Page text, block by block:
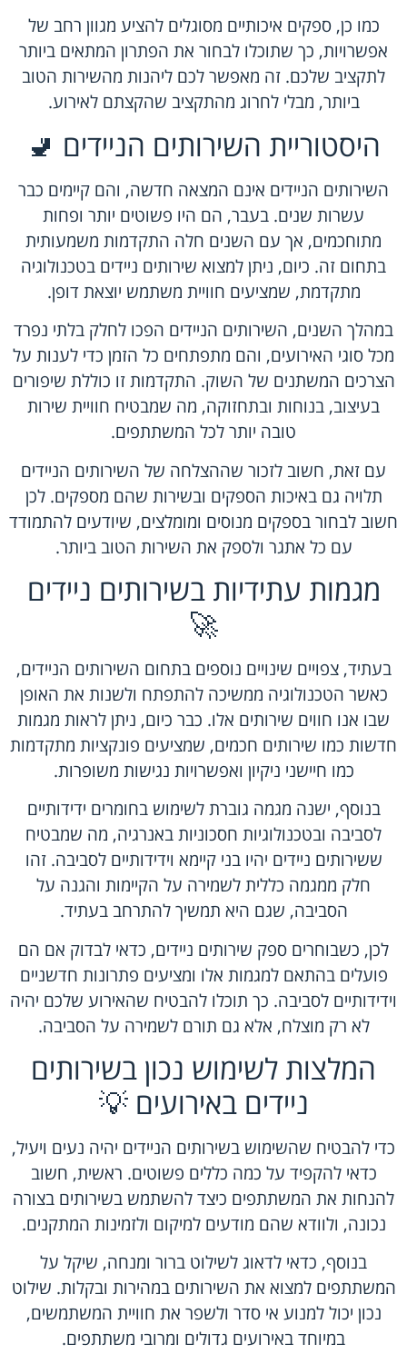
כמו כן, ספקים איכותיים מסוגלים להציע מגוון רחב של
אפשרויות, כך שתוכלו לבחור את הפתרון המתאים ביותר
לתקציב שלכם. זה מאפשר לכם ליהנות מהשירות הטוב
ביותר, מבלי לחרוג מהתקציב שהקצתם לאירוע.
היסטוריית השירותים הניידים 🚽
השירותים הניידים אינם המצאה חדשה, והם קיימים כבר
עשרות שנים. בעבר, הם היו פשוטים יותר ופחות
מתוחכמים, אך עם השנים חלה התקדמות משמעותית
בתחום זה. כיום, ניתן למצוא שירותים ניידים בטכנולוגיה
מתקדמת, שמציעים חוויית משתמש יוצאת דופן.
במהלך השנים, השירותים הניידים הפכו לחלק בלתי נפרד
מכל סוגי האירועים, והם מתפתחים כל הזמן כדי לענות על
הצרכים המשתנים של השוק. התקדמות זו כוללת שיפורים
בעיצוב, בנוחות ובתחזוקה, מה שמבטיח חוויית שירות
טובה יותר לכל המשתתפים.
עם זאת, חשוב לזכור שההצלחה של השירותים הניידים
תלויה גם באיכות הספקים ובשירות שהם מספקים. לכן
חשוב לבחור בספקים מנוסים ומומלצים, שיודעים להתמודד
עם כל אתגר ולספק את השירות הטוב ביותר.
מגמות עתידיות בשירותים ניידים
🚀
בעתיד, צפויים שינויים נוספים בתחום השירותים הניידים,
כאשר הטכנולוגיה ממשיכה להתפתח ולשנות את האופן
שבו אנו חווים שירותים אלו. כבר כיום, ניתן לראות מגמות
חדשות כמו שירותים חכמים, שמציעים פונקציות מתקדמות
כמו חיישני ניקיון ואפשרויות נגישות משופרות.
בנוסף, ישנה מגמה גוברת לשימוש בחומרים ידידותיים
לסביבה ובטכנולוגיות חסכוניות באנרגיה, מה שמבטיח
ששירותים ניידים יהיו בני קיימא וידידותיים לסביבה. זהו
חלק ממגמה כללית לשמירה על הקיימות והגנה על
הסביבה, שגם היא תמשיך להתרחב בעתיד.
לכן, כשבוחרים ספק שירותים ניידים, כדאי לבדוק אם הם
פועלים בהתאם למגמות אלו ומציעים פתרונות חדשניים
וידידותיים לסביבה. כך תוכלו להבטיח שהאירוע שלכם יהיה
לא רק מוצלח, אלא גם תורם לשמירה על הסביבה.
המלצות לשימוש נכון בשירותים
ניידים באירועים 💡
כדי להבטיח שהשימוש בשירותים הניידים יהיה נעים ויעיל,
כדאי להקפיד על כמה כללים פשוטים. ראשית, חשוב
להנחות את המשתתפים כיצד להשתמש בשירותים בצורה
נכונה, ולוודא שהם מודעים למיקום ולזמינות המתקנים.
בנוסף, כדאי לדאוג לשילוט ברור ומנחה, שיקל על
המשתתפים למצוא את השירותים במהירות ובקלות. שילוט
נכון יכול למנוע אי סדר ולשפר את חוויית המשתמשים,
במיוחד באירועים גדולים ומרובי משתתפים.